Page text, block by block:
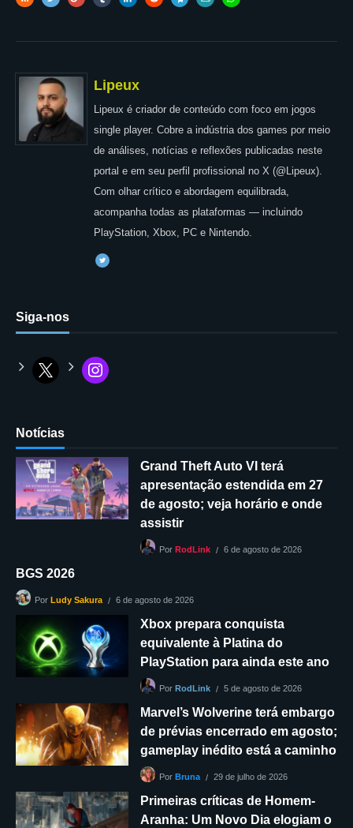
Lipeux
Lipeux é criador de conteúdo com foco em jogos
single player. Cobre a indústria dos games por meio
de análises, notícias e reflexões publicadas neste
portal e em seu perfil profissional no X (@Lipeux).
Com olhar crítico e abordagem equilibrada,
acompanha todas as plataformas — incluindo
PlayStation, Xbox, PC e Nintendo.
Siga-nos
Notícias
Grand Theft Auto VI terá
apresentação estendida em 27
de agosto; veja horário e onde
assistir
Por RodLink 6 de agosto de 2026
BGS 2026
Por Ludy Sakura 6 de agosto de 2026
Xbox prepara conquista
equivalente à Platina do
PlayStation para ainda este ano
Por RodLink 5 de agosto de 2026
Marvel’s Wolverine terá embargo
de prévias encerrado em agosto;
gameplay inédito está a caminho
Por Bruna 29 de julho de 2026
Primeiras críticas de Homem-
Aranha: Um Novo Dia elogiam o